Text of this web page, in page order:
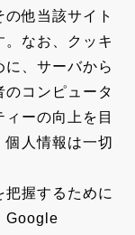
他当該サイト
なお、クッキ
、サーバから
コンピュータ
ーの向上を目
個人情報は一切
握するために
Google